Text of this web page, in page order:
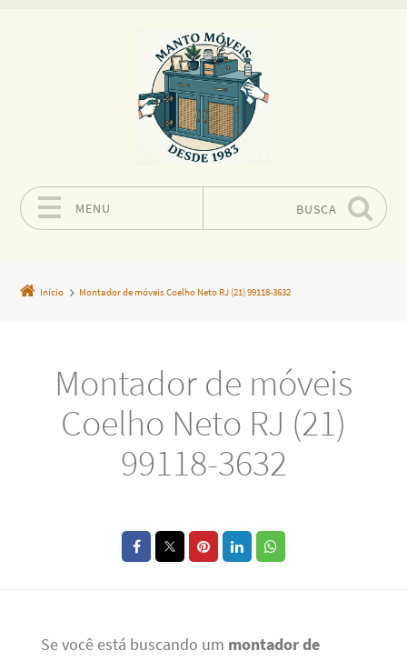
MENU BUSCA
Início Montador de móveis Coelho Neto RJ (21) 99118-3632
Montador de móveis
Coelho Neto RJ (21)
99118-3632
Se você está buscando um montador de